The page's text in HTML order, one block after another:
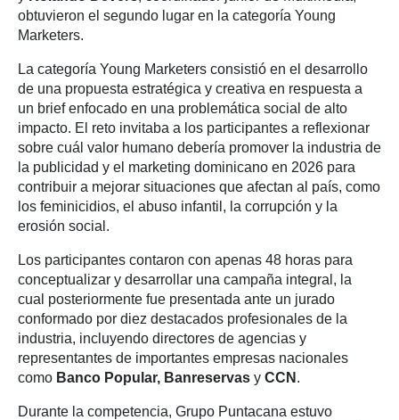
obtuvieron el segundo lugar en la categoría Young
Marketers.
La categoría Young Marketers consistió en el desarrollo
de una propuesta estratégica y creativa en respuesta a
un brief enfocado en una problemática social de alto
impacto. El reto invitaba a los participantes a reflexionar
sobre cuál valor humano debería promover la industria de
la publicidad y el marketing dominicano en 2026 para
contribuir a mejorar situaciones que afectan al país, como
los feminicidios, el abuso infantil, la corrupción y la
erosión social.
Los participantes contaron con apenas 48 horas para
conceptualizar y desarrollar una campaña integral, la
cual posteriormente fue presentada ante un jurado
conformado por diez destacados profesionales de la
industria, incluyendo directores de agencias y
representantes de importantes empresas nacionales
como Banco Popular, Banreservas y CCN .
Durante la competencia, Grupo Puntacana estuvo